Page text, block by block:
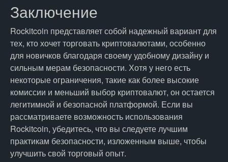
Заключение
Rockitcoin представляет собой надежный вариант для
тех, кто хочет торговать криптовалютами, особенно
для новичков благодаря своему удобному дизайну и
сильным мерам безопасности. Хотя у него есть
некоторые ограничения, такие как более высокие
комиссии и меньший выбор криптовалют, он остается
легитимной и безопасной платформой. Если вы
рассматриваете возможность использования
Rockitcoin, убедитесь, что вы следуете лучшим
практикам безопасности, изложенным выше, чтобы
улучшить свой торговый опыт.